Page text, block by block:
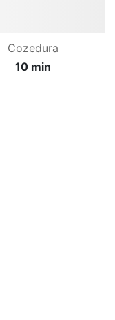
Cozedura
10 min